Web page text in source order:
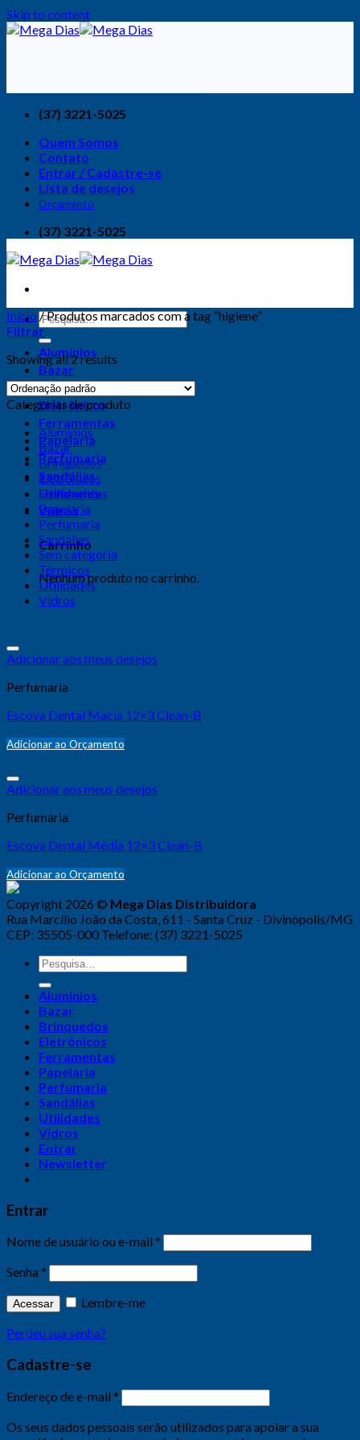
Skip to content
(37) 3221-5025
Quem Somos
Contato
Entrar / Cadastre-se
Lista de desejos
Orçamento
(37) 3221-5025
Alumínios
Bazar
Brinquedos
Eletrônicos
Ferramentas
Papelaria
Perfumaria
Sandálias
Utilidades
Vidros
Carrinho
Nenhum produto no carrinho.
Início /Produtos marcados com a tag “higiene”
Filtrar
Showing all 2 results
Categorias de produto
Alumínios
Bazar
Brinquedos
Eletrônicos
Ferramentas
Papelaria
Perfumaria
Sandálias
Sem categoria
Térmicos
Utilidades
Vidros
Adicionar aos meus desejos
Perfumaria
Escova Dental Macia 12×3 Clean-B
Adicionar ao Orçamento
Adicionar aos meus desejos
Perfumaria
Escova Dental Média 12×3 Clean-B
Adicionar ao Orçamento
Copyright 2026 © Mega Dias Distribuidora
Rua Marcílio João da Costa, 611 - Santa Cruz - Divinópolis/MG
CEP: 35505-000 Telefone: (37) 3221-5025
Alumínios
Bazar
Brinquedos
Eletrônicos
Ferramentas
Papelaria
Perfumaria
Sandálias
Utilidades
Vidros
Entrar
Newsletter
Entrar
Nome de usuário ou e-mail *
Senha *
Acessar
Lembre-me
Perdeu sua senha?
Cadastre-se
Endereço de e-mail *
Os seus dados pessoais serão utilizados para apoiar a sua